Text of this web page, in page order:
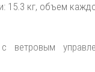
15.3 кг, объем
ветровым